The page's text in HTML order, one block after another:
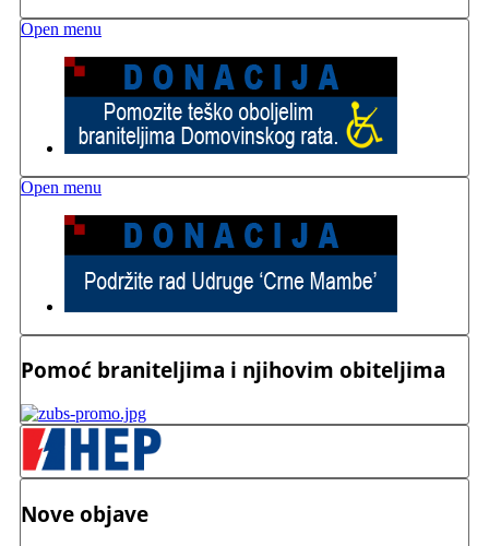
Open menu
Open menu
Pomoć braniteljima i njihovim obiteljima
Nove objave